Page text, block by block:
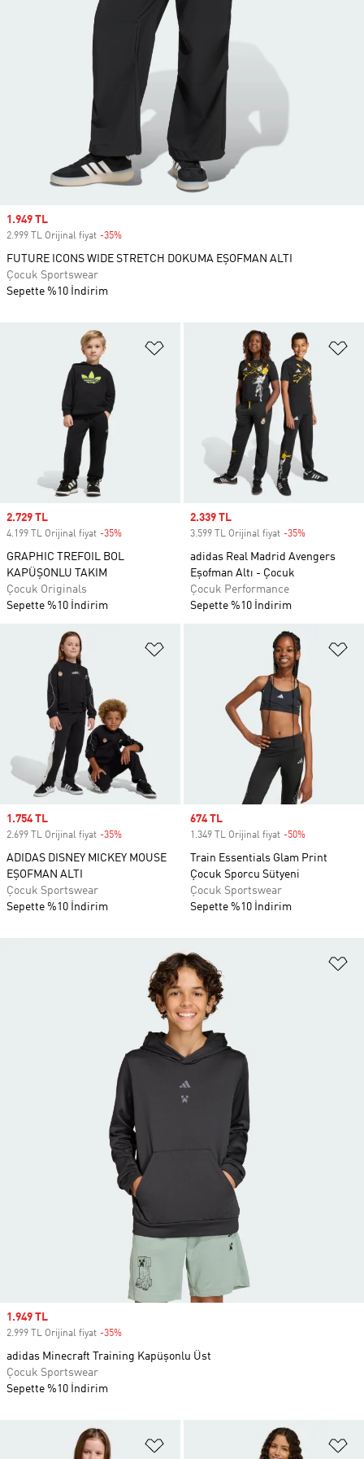
Favori Listesine Ekle
Sale price
2.729 TL
4.199 TL Orijinal fiyat -35%
GRAPHIC TREFOIL BOL
KAPÜŞONLU TAKIM
Çocuk Originals
Sepette %10 İndirim
Sale price
2.339 TL
3.599 TL Orijinal fiyat -35%
adidas Real Madrid Avengers
Eşofman Altı - Çocuk
Çocuk Performance
Sepette %10 İndirim
Favori Listesine Ekle
Sale price
1.754 TL
2.699 TL Orijinal fiyat -35%
ADIDAS DISNEY MICKEY MOUSE
EŞOFMAN ALTI
Çocuk Sportswear
Sepette %10 İndirim
Sale price
674 TL
1.349 TL Orijinal fiyat -50%
Train Essentials Glam Print
Çocuk Sporcu Sütyeni
Çocuk Sportswear
Sepette %10 İndirim
Favori Listesine Ekle
Sale price
1.949 TL
2.999 TL Orijinal fiyat -35%
FUTURE ICONS WIDE STRETCH DOKUMA EŞOFMAN ALTI
Çocuk Sportswear
Sepette %10 İndirim
Sale price
1.949 TL
2.999 TL Orijinal fiyat -35%
adidas Minecraft Training Kapüşonlu Üst
Çocuk Sportswear
Sepette %10 İndirim